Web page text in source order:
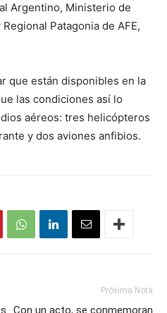
Argentino, Ministerio de
Patagonia de AFE,
que están disponibles en la
las condiciones así lo
aéreos: tres helicópteros
y dos aviones anfibios.
Próxima Nota
Con un acto, se conmemoran